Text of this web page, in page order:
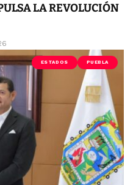
LA REVOLUCIÓN
ESTADOS PUEBLA